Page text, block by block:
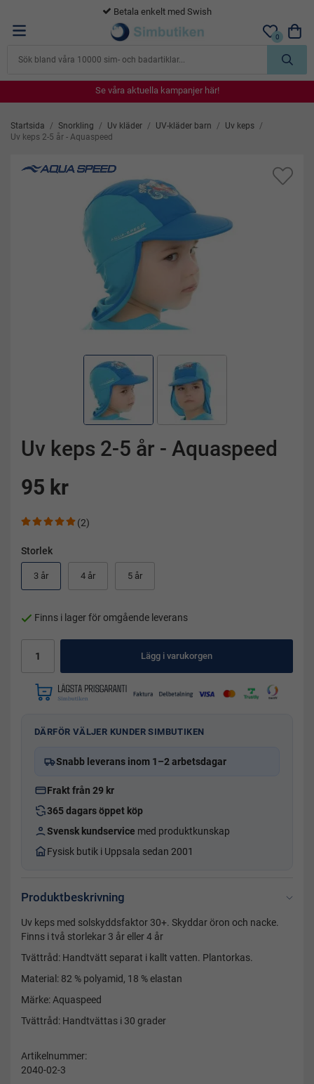
365 dagars öppet köp
0
Se våra aktuella kampanjer här!
Se våra aktuella kampanjer här!
Se våra aktuella kampanjer här!
Se våra aktuella kampanjer här!
Startsida / Snorkling / Uv kläder / UV-kläder barn / Uv keps /
Uv keps 2-5 år - Aquaspeed
Uv keps 2-5 år - Aquaspeed
95 kr
(2)
Storlek
3 år 4 år 5 år
Finns i lager för omgående leverans
Lägg i varukorgen
DÄRFÖR VÄLJER KUNDER SIMBUTIKEN
Snabb leverans inom 1–2 arbetsdagar
Frakt från 29 kr
365 dagars öppet köp
Svensk kundservice med produktkunskap
Fysisk butik i Uppsala sedan 2001
Produktbeskrivning
Uv keps med solskyddsfaktor 30+. Skyddar öron och nacke.
Finns i två storlekar 3 år eller 4 år
Tvättråd: Handtvätt separat i kallt vatten. Plantorkas.
Material: 82 % polyamid, 18 % elastan
Märke: Aquaspeed
Tvättråd: Handtvättas i 30 grader
Artikelnummer:
2040-02-3